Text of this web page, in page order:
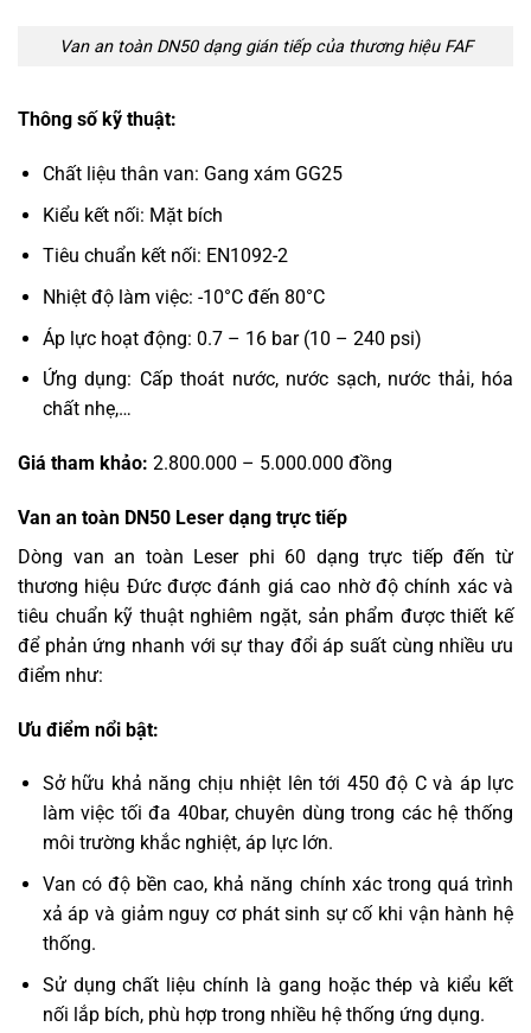
Van an toàn DN50 dạng gián tiếp của thương hiệu FAF
Thông số kỹ thuật:
Chất liệu thân van: Gang xám GG25
Kiểu kết nối: Mặt bích
Tiêu chuẩn kết nối: EN1092-2
Nhiệt độ làm việc: -10°C đến 80°C
Áp lực hoạt động: 0.7 – 16 bar (10 – 240 psi)
Ứng dụng: Cấp thoát nước, nước sạch, nước thải, hóa
chất nhẹ,…
Giá tham khảo: 2.800.000 – 5.000.000 đồng
Van an toàn DN50 Leser dạng trực tiếp
Dòng van an toàn Leser phi 60 dạng trực tiếp đến từ
thương hiệu Đức được đánh giá cao nhờ độ chính xác và
tiêu chuẩn kỹ thuật nghiêm ngặt, sản phẩm được thiết kế
để phản ứng nhanh với sự thay đổi áp suất cùng nhiều ưu
điểm như:
Ưu điểm nổi bật:
Sở hữu khả năng chịu nhiệt lên tới 450 độ C và áp lực
làm việc tối đa 40bar, chuyên dùng trong các hệ thống
môi trường khắc nghiệt, áp lực lớn.
Van có độ bền cao, khả năng chính xác trong quá trình
xả áp và giảm nguy cơ phát sinh sự cố khi vận hành hệ
thống.
Sử dụng chất liệu chính là gang hoặc thép và kiểu kết
nối lắp bích, phù hợp trong nhiều hệ thống ứng dụng.